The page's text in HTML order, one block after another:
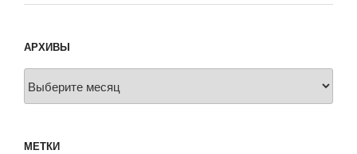
АРХИВЫ
МЕТКИ